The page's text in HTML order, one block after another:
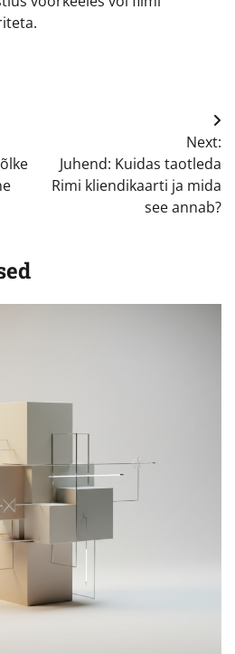
Next:
Juhend: Kuidas taotleda
Rimi kliendikaarti ja mida
see annab?